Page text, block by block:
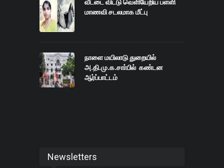
வீட்டை விட்டு வெளியேறிய பள்ளி
மாணவி சடலமாக மீட்பு
நாளை மயிலாடு துறையில்
அ.தி.மு.க.சாா்பில் கண்டன
ஆர்ப்பாட்டம்
Newsletters